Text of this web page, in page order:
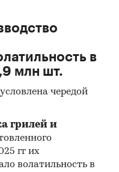
в
млн шт.
чередой
грилей и
гг их
волатильность в